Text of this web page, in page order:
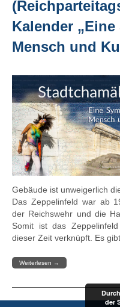
Kalender
Mensch und
Gebäude ist unweigerlich
Das Zeppelinfeld war ab
der Reichswehr und die
Somit ist das
dieser Zeit verknüpft. Es gibt
Weiterlesen →
der